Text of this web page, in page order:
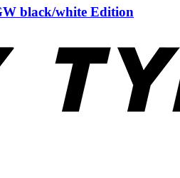
black/white Edition